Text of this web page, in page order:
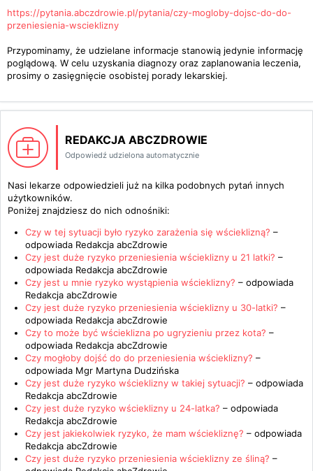
https://pytania.abczdrowie.pl/pytania/czy-mogloby-dojsc-do-do-
przeniesienia-wscieklizny
Przypominamy, że udzielane informacje stanowią jedynie informację
poglądową. W celu uzyskania diagnozy oraz zaplanowania leczenia,
prosimy o zasięgnięcie osobistej porady lekarskiej.
REDAKCJA ABCZDROWIE
Odpowiedź udzielona automatycznie
Nasi lekarze odpowiedzieli już na kilka podobnych pytań innych
użytkowników.
Poniżej znajdziesz do nich odnośniki:
Czy w tej sytuacji było ryzyko zarażenia się wścieklizną? –
odpowiada Redakcja abcZdrowie
Czy jest duże ryzyko przeniesienia wścieklizny u 21 latki? –
odpowiada Redakcja abcZdrowie
Czy jest u mnie ryzyko wystąpienia wścieklizny? – odpowiada
Redakcja abcZdrowie
Czy jest duże ryzyko przeniesienia wścieklizny u 30-latki? –
odpowiada Redakcja abcZdrowie
Czy to może być wścieklizna po ugryzieniu przez kota? –
odpowiada Redakcja abcZdrowie
Czy mogłoby dojść do do przeniesienia wścieklizny? –
odpowiada Mgr Martyna Dudzińska
Czy jest duże ryzyko wścieklizny w takiej sytuacji? – odpowiada
Redakcja abcZdrowie
Czy jest duże ryzyko wścieklizny u 24-latka? – odpowiada
Redakcja abcZdrowie
Czy jest jakiekolwiek ryzyko, że mam wściekliznę? – odpowiada
Redakcja abcZdrowie
Czy jest duże ryzyko przeniesienia wścieklizny ze śliną? –